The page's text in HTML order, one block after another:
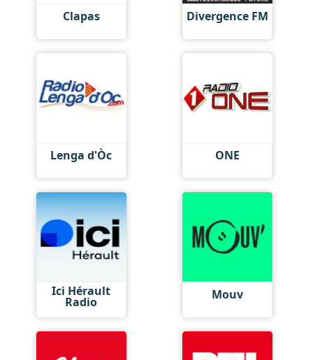
Clapas Divergence FM
Lenga d'Òc ONE
Ici Hérault
Radio Mouv